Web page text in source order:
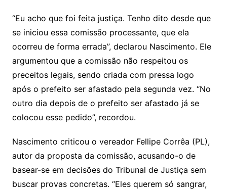
m
“Eu acho que foi feita justiça. Tenho dito desde que
se iniciou essa comissão processante, que ela
ocorreu de forma errada”, declarou Nascimento. Ele
argumentou que a comissão não respeitou os
preceitos legais, sendo criada com pressa logo
após o prefeito ser afastado pela segunda vez. “No
outro dia depois de o prefeito ser afastado já se
colocou esse pedido”, recordou.
Nascimento criticou o vereador Fellipe Corrêa (PL),
autor da proposta da comissão, acusando-o de
basear-se em decisões do Tribunal de Justiça sem
buscar provas concretas. “Eles querem só sangrar,